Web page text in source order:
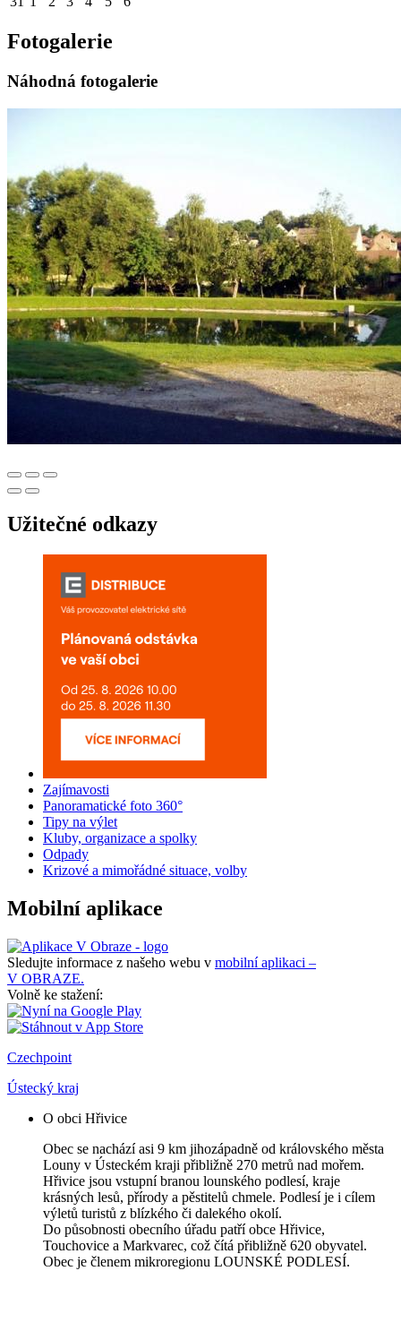
Fotogalerie
Náhodná fotogalerie
Užitečné odkazy
Zajímavosti
Panoramatické foto 360°
Tipy na výlet
Kluby, organizace a spolky
Odpady
Krizové a mimořádné situace, volby
Mobilní aplikace
Sledujte informace z našeho webu v mobilní aplikaci –
V OBRAZE.
Volně ke stažení:
Czechpoint
Ústecký kraj
O obci Hřivice
Obec se nachází asi 9 km jihozápadně od královského města
Louny v Ústeckém kraji přibližně 270 metrů nad mořem.
Hřivice jsou vstupní branou lounského podlesí, kraje
krásných lesů, přírody a pěstitelů chmele. Podlesí je i cílem
výletů turistů z blízkého či dalekého okolí.
Do působnosti obecního úřadu patří obce Hřivice,
Touchovice a Markvarec, což čítá přibližně 620 obyvatel.
Obec je členem mikroregionu LOUNSKÉ PODLESÍ.